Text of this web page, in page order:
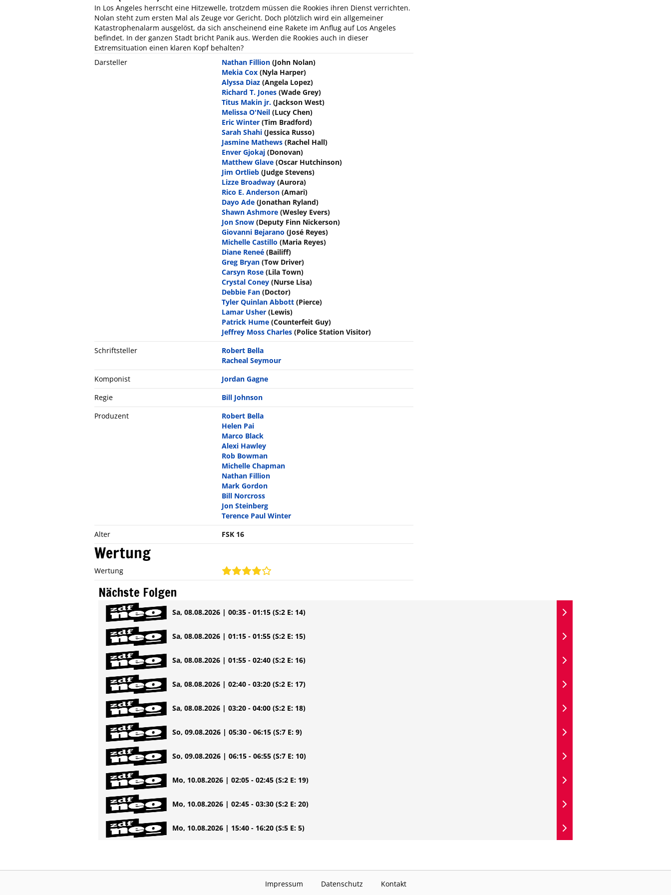
In Los Angeles herrscht eine Hitzewelle, trotzdem müssen die Rookies ihren Dienst verrichten.
Nolan steht zum ersten Mal als Zeuge vor Gericht. Doch plötzlich wird ein allgemeiner
Katastrophenalarm ausgelöst, da sich anscheinend eine Rakete im Anflug auf Los Angeles
befindet. In der ganzen Stadt bricht Panik aus. Werden die Rookies auch in dieser
Extremsituation einen klaren Kopf behalten?
Darsteller
Nathan Fillion (John Nolan)
Mekia Cox (Nyla Harper)
Alyssa Diaz (Angela Lopez)
Richard T. Jones (Wade Grey)
Titus Makin jr. (Jackson West)
Melissa O'Neil (Lucy Chen)
Eric Winter (Tim Bradford)
Sarah Shahi (Jessica Russo)
Jasmine Mathews (Rachel Hall)
Enver Gjokaj (Donovan)
Matthew Glave (Oscar Hutchinson)
Jim Ortlieb (Judge Stevens)
Lizze Broadway (Aurora)
Rico E. Anderson (Amari)
Dayo Ade (Jonathan Ryland)
Shawn Ashmore (Wesley Evers)
Jon Snow (Deputy Finn Nickerson)
Giovanni Bejarano (José Reyes)
Michelle Castillo (Maria Reyes)
Diane Reneé (Bailiff)
Greg Bryan (Tow Driver)
Carsyn Rose (Lila Town)
Crystal Coney (Nurse Lisa)
Debbie Fan (Doctor)
Tyler Quinlan Abbott (Pierce)
Lamar Usher (Lewis)
Patrick Hume (Counterfeit Guy)
Jeffrey Moss Charles (Police Station Visitor)
Schriftsteller
Robert Bella
Racheal Seymour
Komponist
Jordan Gagne
Regie
Bill Johnson
Produzent
Robert Bella
Helen Pai
Marco Black
Alexi Hawley
Rob Bowman
Michelle Chapman
Nathan Fillion
Mark Gordon
Bill Norcross
Jon Steinberg
Terence Paul Winter
Alter
FSK 16
Wertung
Wertung
Nächste Folgen
Sa, 08.08.2026 | 00:35 - 01:15 (S:2 E: 14)
Sa, 08.08.2026 | 01:15 - 01:55 (S:2 E: 15)
Sa, 08.08.2026 | 01:55 - 02:40 (S:2 E: 16)
Sa, 08.08.2026 | 02:40 - 03:20 (S:2 E: 17)
Sa, 08.08.2026 | 03:20 - 04:00 (S:2 E: 18)
So, 09.08.2026 | 05:30 - 06:15 (S:7 E: 9)
So, 09.08.2026 | 06:15 - 06:55 (S:7 E: 10)
Mo, 10.08.2026 | 02:05 - 02:45 (S:2 E: 19)
Mo, 10.08.2026 | 02:45 - 03:30 (S:2 E: 20)
Mo, 10.08.2026 | 15:40 - 16:20 (S:5 E: 5)
Impressum Datenschutz Kontakt